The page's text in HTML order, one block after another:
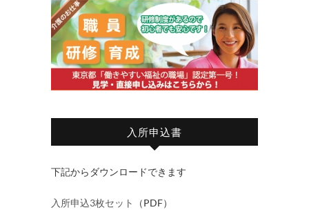
入所申込書
下記からダウンロードできます
入所申込3枚セット
（PDF）